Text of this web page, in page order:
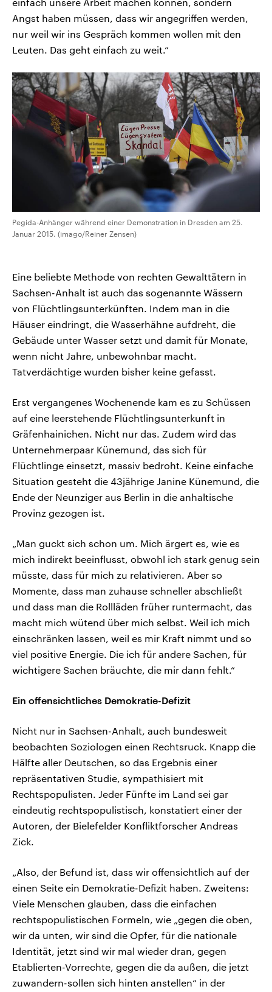
Angst haben müssen, dass wir angegriffen werden,
nur weil wir ins Gespräch kommen wollen mit den
Leuten. Das geht einfach zu weit.“
Pegida-Anhänger während einer Demonstration in Dresden am 25.
Januar 2015. (imago/Reiner Zensen)
Eine beliebte Methode von rechten Gewalttätern in
Sachsen-Anhalt ist auch das sogenannte Wässern
von Flüchtlingsunterkünften. Indem man in die
Häuser eindringt, die Wasserhähne aufdreht, die
Gebäude unter Wasser setzt und damit für Monate,
wenn nicht Jahre, unbewohnbar macht.
Tatverdächtige wurden bisher keine gefasst.
Erst vergangenes Wochenende kam es zu Schüssen
auf eine leerstehende Flüchtlingsunterkunft in
Gräfenhainichen. Nicht nur das. Zudem wird das
Unternehmerpaar Künemund, das sich für
Flüchtlinge einsetzt, massiv bedroht. Keine einfache
Situation gesteht die 43jährige Janine Künemund, die
Ende der Neunziger aus Berlin in die anhaltische
Provinz gezogen ist.
„Man guckt sich schon um. Mich ärgert es, wie es
mich indirekt beeinflusst, obwohl ich stark genug sein
müsste, dass für mich zu relativieren. Aber so
Momente, dass man zuhause schneller abschließt
und dass man die Rollläden früher runtermacht, das
macht mich wütend über mich selbst. Weil ich mich
einschränken lassen, weil es mir Kraft nimmt und so
viel positive Energie. Die ich für andere Sachen, für
wichtigere Sachen bräuchte, die mir dann fehlt.“
Ein offensichtliches Demokratie-Defizit
Nicht nur in Sachsen-Anhalt, auch bundesweit
beobachten Soziologen einen Rechtsruck. Knapp die
Hälfte aller Deutschen, so das Ergebnis einer
repräsentativen Studie, sympathisiert mit
Rechtspopulisten. Jeder Fünfte im Land sei gar
eindeutig rechtspopulistisch, konstatiert einer der
Autoren, der Bielefelder Konfliktforscher Andreas
Zick.
„Also, der Befund ist, dass wir offensichtlich auf der
einen Seite ein Demokratie-Defizit haben. Zweitens:
Viele Menschen glauben, dass die einfachen
rechtspopulistischen Formeln, wie „gegen die oben,
wir da unten, wir sind die Opfer, für die nationale
Identität, jetzt sind wir mal wieder dran, gegen
Etablierten-Vorrechte, gegen die da außen, die jetzt
zuwandern-sollen sich hinten anstellen“ in der